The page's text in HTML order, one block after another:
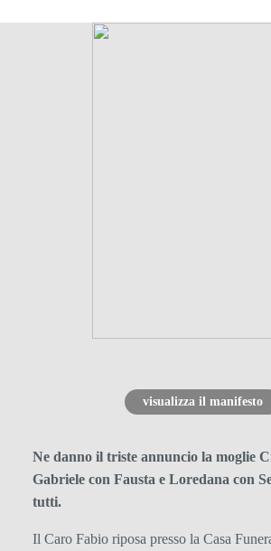
visualizza il manifesto
Ne danno il triste annuncio la moglie
Gabriele con Fausta e Loredana con
tutti.
Il Caro Fabio riposa presso la Casa